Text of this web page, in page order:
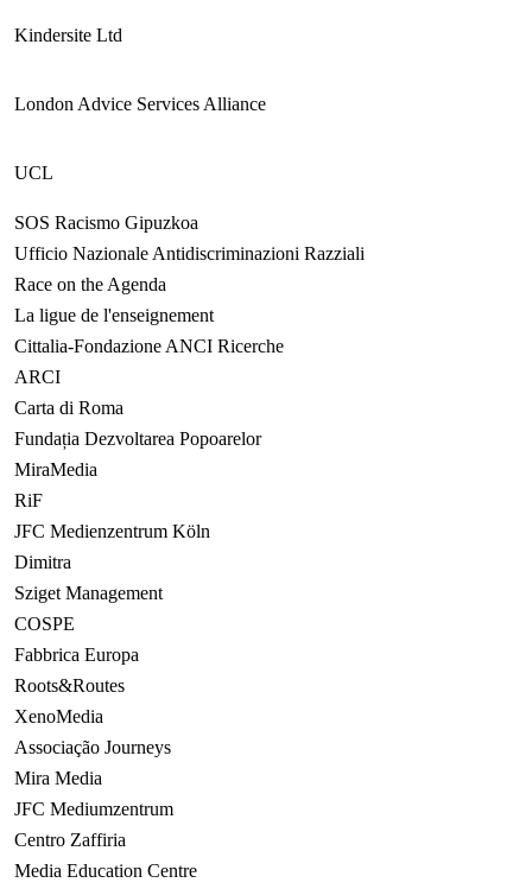
Kindersite Ltd
London Advice Services Alliance
UCL
SOS Racismo Gipuzkoa
Ufficio Nazionale Antidiscriminazioni Razziali
Race on the Agenda
La ligue de l'enseignement
Cittalia-Fondazione ANCI Ricerche
ARCI
Carta di Roma
Fundația Dezvoltarea Popoarelor
MiraMedia
RiF
JFC Medienzentrum Köln
Dimitra
Sziget Management
COSPE
Fabbrica Europa
Roots&Routes
XenoMedia
Associação Journeys
Mira Media
JFC Mediumzentrum
Centro Zaffiria
Media Education Centre